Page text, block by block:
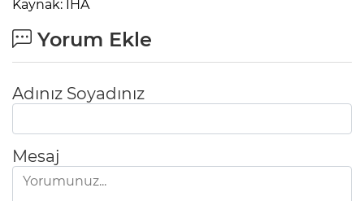
Kaynak: İHA
Yorum Ekle
Adınız Soyadınız
Mesaj